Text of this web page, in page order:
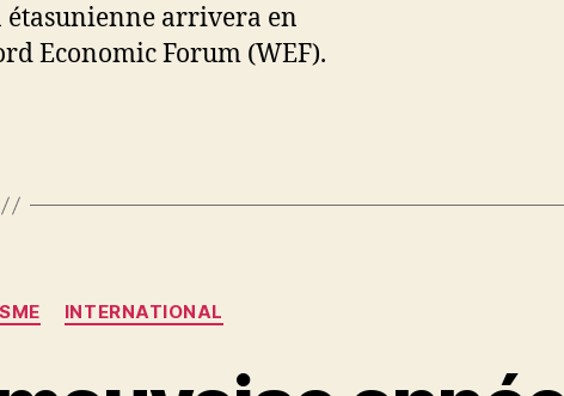
arrivera en
Economic Forum (WEF).
CatégoriesINTERNATIONAL